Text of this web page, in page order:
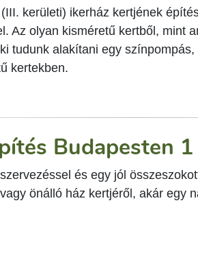
kerületi) ikerház kertjének
Az olyan kisméretű kertből, mint
tudunk alakítani egy
kertekben.
Budapesten
és egy jól
önálló ház kertjéről, akár egy